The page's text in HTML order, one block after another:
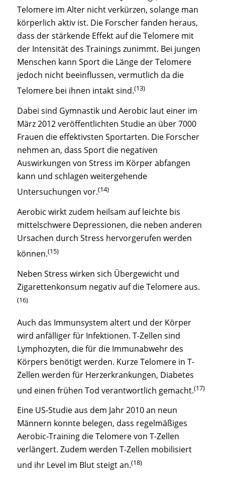
Telomere im Alter nicht verkürzen, solange man
körperlich aktiv ist. Die Forscher fanden heraus,
dass der stärkende Effekt auf die Telomere mit
der Intensität des Trainings zunimmt. Bei jungen
Menschen kann Sport die Länge der Telomere
jedoch nicht beeinflussen, vermutlich da die
Telomere bei ihnen intakt sind.(13)
Dabei sind Gymnastik und Aerobic laut einer im
März 2012 veröffentlichten Studie an über 7000
Frauen die effektivsten Sportarten. Die Forscher
nehmen an, dass Sport die negativen
Auswirkungen von Stress im Körper abfangen
kann und schlagen weitergehende
Untersuchungen vor.(14)
Aerobic wirkt zudem heilsam auf leichte bis
mittelschwere Depressionen, die neben anderen
Ursachen durch Stress hervorgerufen werden
können.(15)
Neben Stress wirken sich Übergewicht und
Zigarettenkonsum negativ auf die Telomere aus.
(16)
Auch das Immunsystem altert und der Körper
wird anfälliger für Infektionen. T-Zellen sind
Lymphozyten, die für die Immunabwehr des
Körpers benötigt werden. Kurze Telomere in T-
Zellen werden für Herzerkrankungen, Diabetes
und einen frühen Tod verantwortlich gemacht.(17)
Eine US-Studie aus dem Jahr 2010 an neun
Männern konnte belegen, dass regelmäßiges
Aerobic-Training die Telomere von T-Zellen
verlängert. Zudem werden T-Zellen mobilisiert
und ihr Level im Blut steigt an.(18)